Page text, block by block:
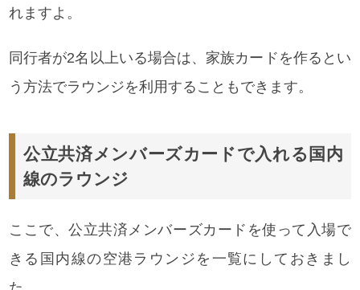
れますよ。
同行者が2名以上いる場合は、家族カードを作るとい
う方法でラウンジを利用することもできます。
公立共済メンバーズカードで入れる国内
線のラウンジ
ここで、公立共済メンバーズカードを使って入場で
きる国内線の空港ラウンジを一覧にしておきまし